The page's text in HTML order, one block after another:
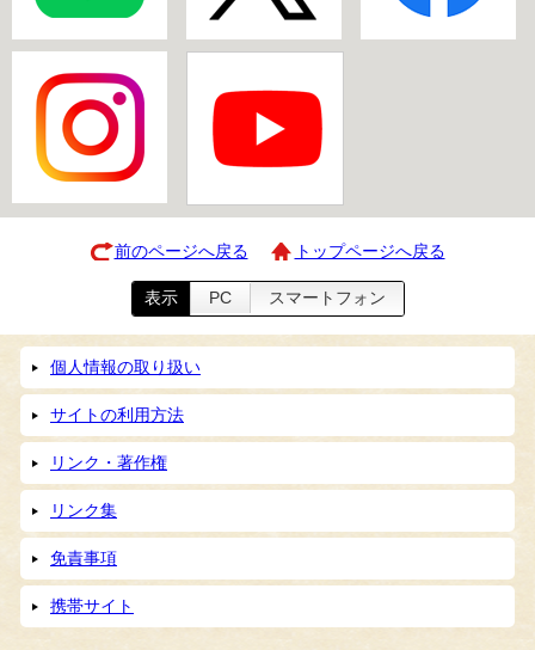
前のページへ戻る トップページへ戻る
表示 PC スマートフォン
個人情報の取り扱い
サイトの利用方法
リンク・著作権
リンク集
免責事項
携帯サイト